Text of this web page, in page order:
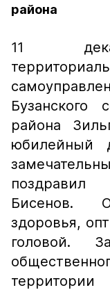
района
11
Бузанского
района
юбилейный
Бисенов.
здоровья,
головой.